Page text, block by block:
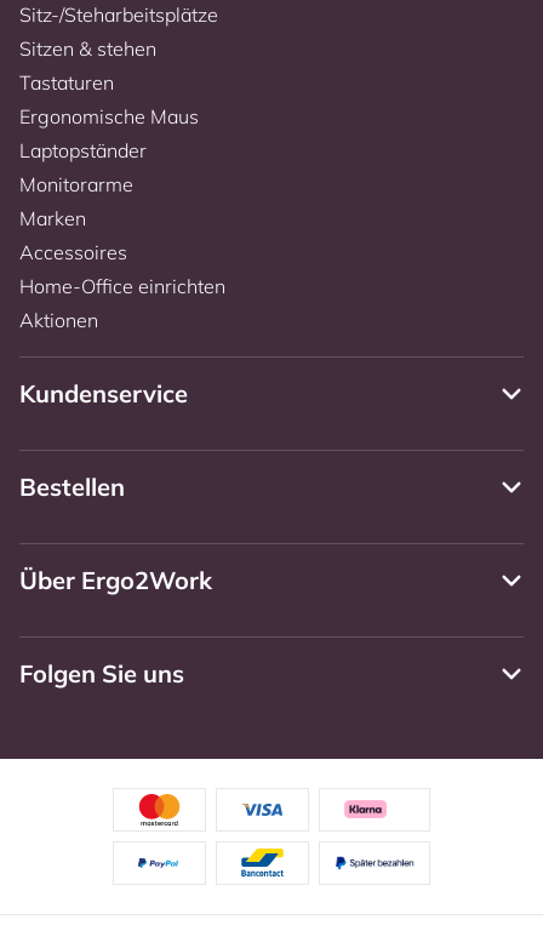
Sitz-/Steharbeitsplätze
Sitzen & stehen
Tastaturen
Ergonomische Maus
Laptopständer
Monitorarme
Marken
Accessoires
Home-Office einrichten
Aktionen
Kundenservice
Bestellen
Über Ergo2Work
Folgen Sie uns